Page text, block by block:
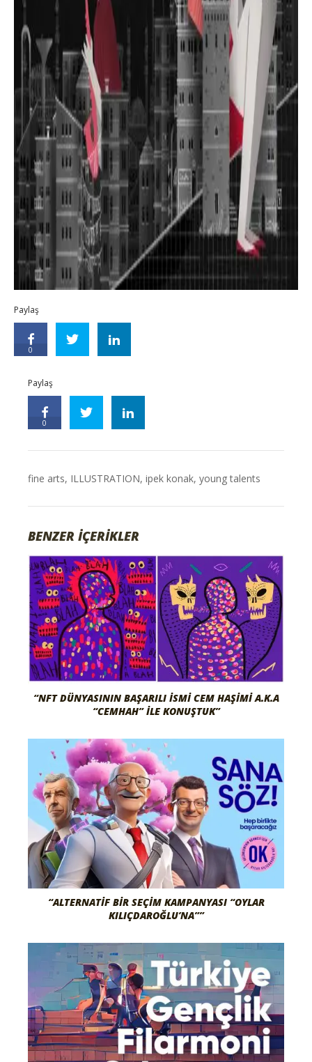
Paylaş
0
Paylaş
0
fine arts, ILLUSTRATION,ipek konak,young talents
BENZER İÇERİKLER
“NFT DÜNYASININ BAŞARILI İSMI CEM HAŞIMI A.K.A
“CEMHAH” İLE KONUŞTUK”
“ALTERNATIF BIR SEÇIM KAMPANYASI “OYLAR
KILIÇDAROĞLU’NA””